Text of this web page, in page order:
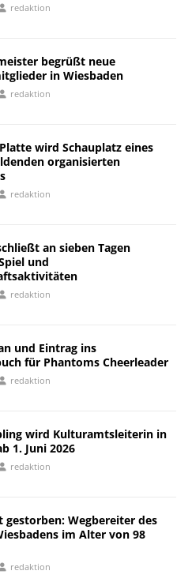
redaktion
begrüßt neue
in Wiesbaden
redaktion
wird Schauplatz eines
organisierten
redaktion
an sieben Tagen
und
redaktion
und Eintrag ins
für Phantoms Cheerleader
redaktion
wird Kulturamtsleiterin in
1. Juni 2026
redaktion
gestorben: Wegbereiter des
im Alter von 98
redaktion